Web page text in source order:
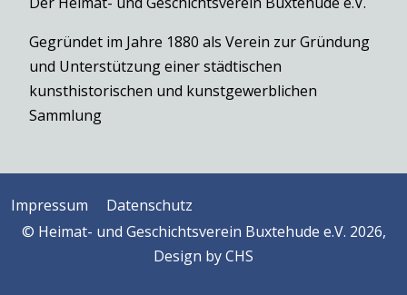
Gegründet im Jahre 1880 als Verein zur Gründung
und Unterstützung einer städtischen
kunsthistorischen und kunstgewerblichen
Sammlung
Impressum
Datenschutz
© Heimat- und Geschichtsverein Buxtehude e.V. 2026,
Design byCHS